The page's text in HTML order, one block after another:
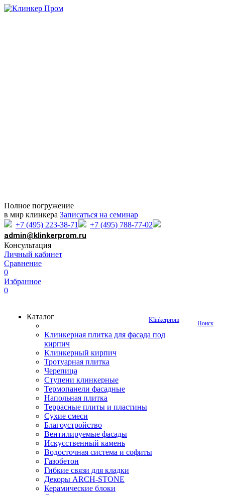
Полное погружение
в мир клинкера Записаться на семинар
+7 (495) 223-38-71
+7 (495) 788-77-02
admin@klinkerprom.ru
Консультация
Личный кабинет
Сравнение
0
Избранное
0
Поиск
Klinkerprom
Каталог
Клинкерная плитка для фасада под
кирпич
Клинкерный кирпич
Тротуарная плитка
Черепица
Ступени клинкерные
Термопанели фасадные
Напольная плитка
Террасные плиты и пластины
Сухие смеси
Благоустройство
Вентилируемые фасады
Искусственный камень
Водосточная система и софиты
Газобетон
Гибкие связи для кладки
Декоры ARCH-STONE
Керамические блоки